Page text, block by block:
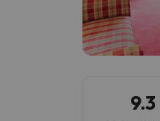
9.3